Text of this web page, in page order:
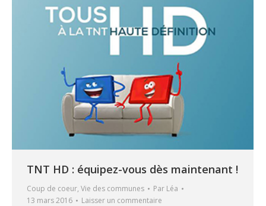
TNT HD : équipez-vous dès maintenant !
Coup de coeur, Vie des communes Par Léa
13 mars 2016
Laisser un commentaire